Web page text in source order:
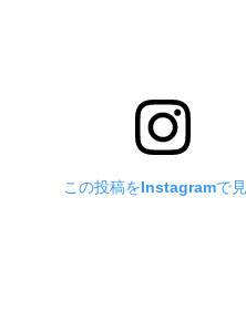
この投稿をInstagramで